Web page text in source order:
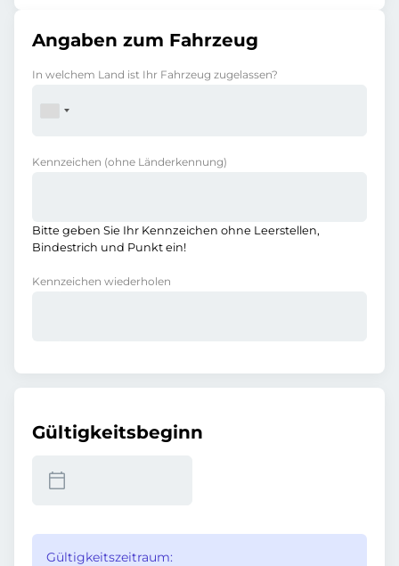
Angaben zum Fahrzeug
In welchem Land ist Ihr Fahrzeug zugelassen?
Kennzeichen (ohne Länderkennung)
Bitte geben Sie Ihr Kennzeichen ohne Leerstellen,
Bindestrich und Punkt ein!
Kennzeichen wiederholen
Gültigkeitsbeginn
Gültigkeitszeitraum: